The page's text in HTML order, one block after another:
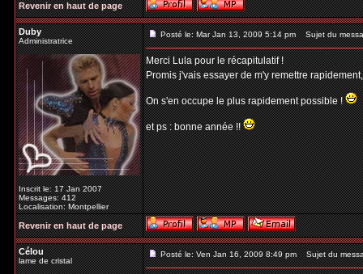
Revenir en haut de page
Duby
Administratrice
Inscrit le: 17 Jan 2007
Messages: 412
Localisation: Montpellier
Posté le: Mar Jan 13, 2009 5:14 pm Sujet du
Merci Lula pour le récapitulatif !
Promis j'vais essayer de m'y remettre
On s'en occupe le plus rapidement possible !
et ps : bonne année !!
Revenir en haut de page
Célou
lame de cristal
Posté le: Ven Jan 16, 2009 8:49 pm Sujet du